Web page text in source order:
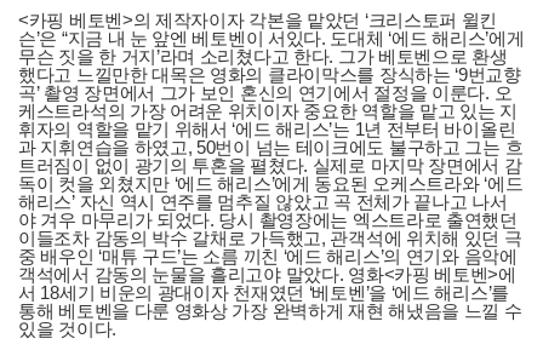
<카핑 베토벤>의 제작자이자 각본을 맡았던 ‘크리스토퍼 윌킨
슨’은 “지금 내 눈 앞엔 베토벤이 서있다. 도대체 ‘에드 해리스’에게
무슨 짓을 한 거지’라며 소리쳤다고 한다. 그가 베토벤으로 환생
했다고 느낄만한 대목은 영화의 클라이막스를 장식하는 ‘9번교향
곡’ 촬영 장면에서 그가 보인 혼신의 연기에서 절정을 이룬다. 오
케스트라석의 가장 어려운 위치이자 중요한 역할을 맡고 있는 지
휘자의 역할을 맡기 위해서 ‘에드 해리스’는 1년 전부터 바이올린
과 지휘연습을 하였고, 50번이 넘는 테이크에도 불구하고 그는 흐
트러짐이 없이 광기의 투혼을 펼쳤다. 실제로 마지막 장면에서 감
독이 컷을 외쳤지만 ‘에드 해리스’에게 동요된 오케스트라와 ‘에드
해리스’ 자신 역시 연주를 멈추질 않았고 곡 전체가 끝나고 나서
야 겨우 마무리가 되었다. 당시 촬영장에는 엑스트라로 출연했던
이들조차 감동의 박수 갈채로 가득했고, 관객석에 위치해 있던 극
중 배우인 ‘매튜 구드’는 소름 끼친 ‘에드 해리스’의 연기와 음악에
객석에서 감동의 눈물을 흘리고야 말았다. 영화<카핑 베토벤>에
서 18세기 비운의 광대이자 천재였던 ‘베토벤’을 ‘에드 해리스’를
통해 베토벤을 다룬 영화상 가장 완벽하게 재현 해냈음을 느낄 수
있을 것이다.